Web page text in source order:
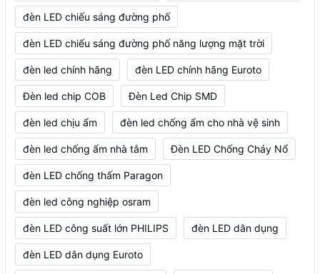
đèn LED chiếu sáng đường phố
đèn LED chiếu sáng đường phố năng lượng mặt trời
đèn led chính hãng đèn LED chính hãng Euroto
Đèn led chip COB Đèn Led Chip SMD
đèn led chịu ẩm đèn led chống ẩm cho nhà vệ sinh
đèn led chống ẩm nhà tắm Đèn LED Chống Cháy Nổ
đèn LED chống thấm Paragon
đèn led công nghiệp osram
đèn LED công suất lớn PHILIPS đèn LED dân dụng
đèn LED dân dụng Euroto